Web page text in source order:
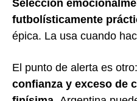
Selección
futbolísticamente
épica. La usa cuando
El punto de alerta es otro:
confianza y exceso de